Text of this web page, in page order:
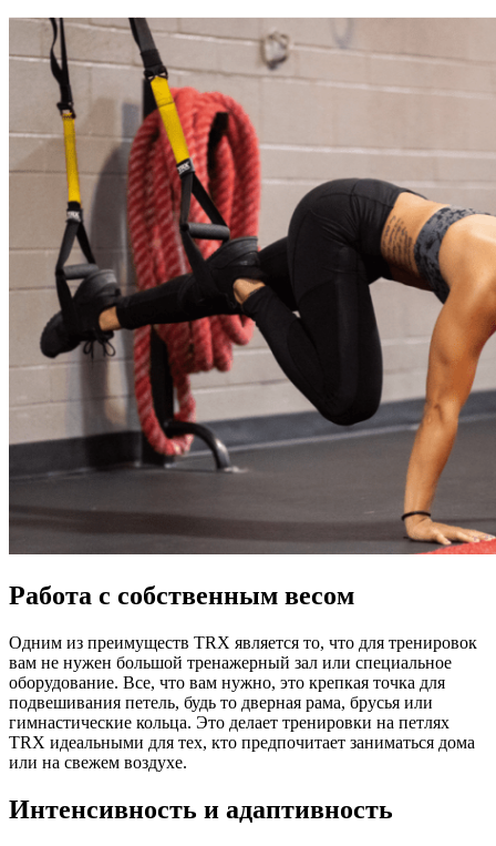
Работа с собственным весом
Одним из преимуществ TRX является то, что для тренировок
вам не нужен большой тренажерный зал или специальное
оборудование. Все, что вам нужно, это крепкая точка для
подвешивания петель, будь то дверная рама, брусья или
гимнастические кольца. Это делает тренировки на петлях
TRX идеальными для тех, кто предпочитает заниматься дома
или на свежем воздухе.
Интенсивность и адаптивность